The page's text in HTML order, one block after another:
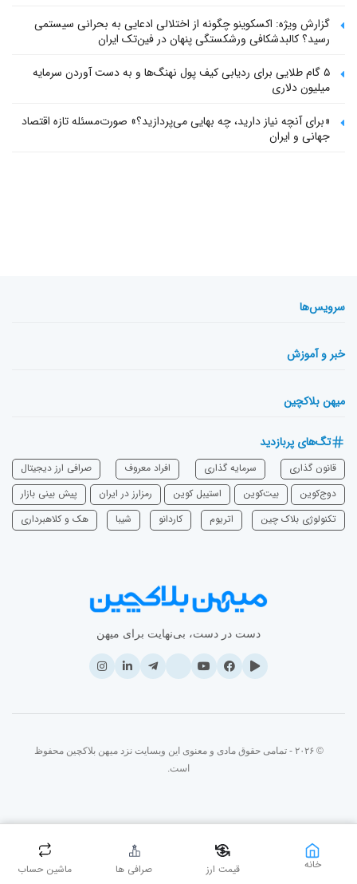
گزارش ویژه: اکسکوینو چگونه از اختلالی ادعایی به بحرانی سیستمی
رسید؟ کالبدشکافی ورشکستگی پنهان در فین‌تک ایران
۵ گام طلایی برای ردیابی کیف پول‌ نهنگ‌ها و به دست آوردن سرمایه
میلیون دلاری
«برای آنچه نیاز دارید، چه بهایی می‌پردازید؟» صورت‌مسئله تازه اقتصاد
جهانی و ایران
خانه قیمت ارز صرافی ها ماشین حساب
سرویس‌ها
خبر و آموزش
میهن بلاکچین
تگ‌های پربازدید
قانون گذاری سرمایه‌ گذاری افراد معروف
صرافی ارز دیجیتال
دوج‌کوین
بیت‌کوین استیبل کوین رمزارز در ایران
پیش بینی بازار
تکنولوژی بلاک چین
اتریوم ‌کاردانو شیبا هک و کلاهبرداری
دست در دست، بی‌نهایت برای میهن
© ۲۰۲۶ - تمامی حقوق مادی و معنوی این وبسایت نزد میهن بلاکچین محفوظ
است.